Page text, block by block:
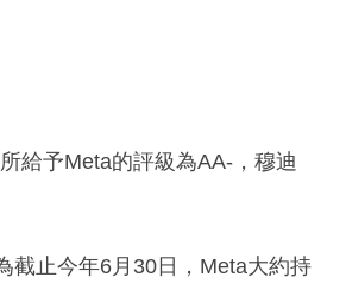
給予Meta的評級為AA-，穆迪
截止今年6月30日，Meta大約持